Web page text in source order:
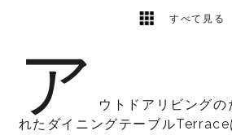
すべて見る
ア
ウトドアリビングの
れたダイニングテーブル